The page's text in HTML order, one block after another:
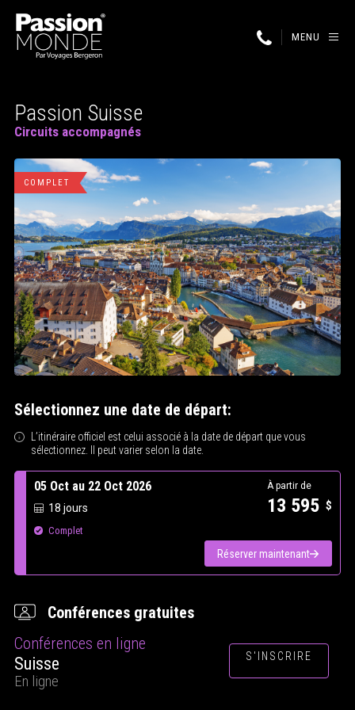
MENU
Passion Suisse
Circuits accompagnés
COMPLET
Sélectionnez une date de départ:
L’itinéraire officiel est celui associé à la date de départ que vous
sélectionnez. Il peut varier selon la date.
05 Oct au 22 Oct 2026
18 jours
Complet
À partir de
13 595 $
Réserver maintenant
Conférences gratuites
Conférences en ligne
Suisse
En ligne
S'INSCRIRE